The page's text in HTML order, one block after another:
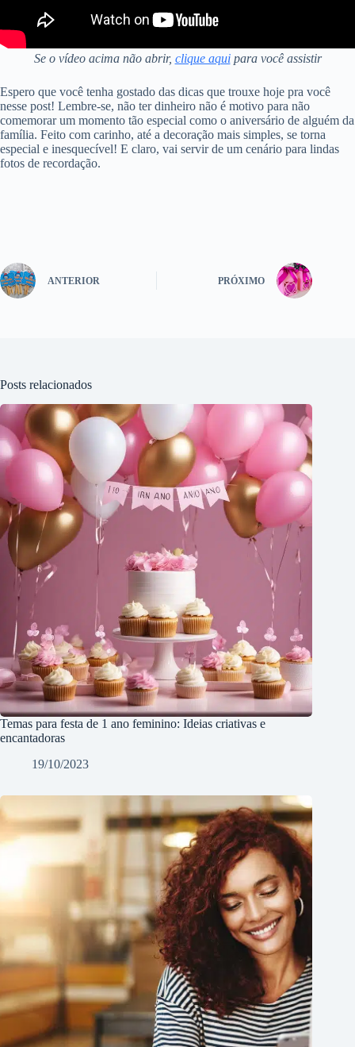
Se o vídeo acima não abrir, clique aquipara você assistir
Espero que você tenha gostado das dicas que trouxe hoje pra você
nesse post! Lembre-se, não ter dinheiro não é motivo para não
comemorar um momento tão especial como o aniversário de alguém da
família. Feito com carinho, até a decoração mais simples, se torna
especial e inesquecível! E claro, vai servir de um cenário para lindas
fotos de recordação.
ANTERIOR PRÓXIMO
Posts relacionados
Temas para festa de 1 ano feminino: Ideias criativas e
encantadoras
19/10/2023